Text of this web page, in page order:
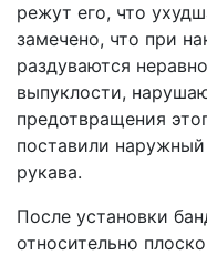
режут его, что
замечено, что при
раздуваются
выпуклости,
предотвращения
поставили
рукава.
После установки
относительно